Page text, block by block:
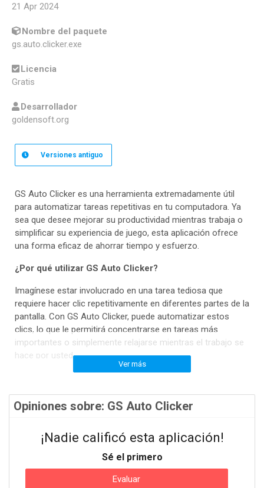
21 Apr 2024
Nombre del paquete
gs.auto.clicker.exe
Licencia
Gratis
Desarrollador
goldensoft.org
Versiones antiguo
GS Auto Clicker es una herramienta extremadamente útil
para automatizar tareas repetitivas en tu computadora. Ya
sea que desee mejorar su productividad mientras trabaja o
simplificar su experiencia de juego, esta aplicación ofrece
una forma eficaz de ahorrar tiempo y esfuerzo.
¿Por qué utilizar GS Auto Clicker?
Imagínese estar involucrado en una tarea tediosa que
requiere hacer clic repetitivamente en diferentes partes de la
pantalla. Con GS Auto Clicker, puede automatizar estos
clics, lo que le permitirá concentrarse en tareas más
importantes o simplemente relajarse mientras el trabajo se
hace por usted.
repetitivas en juegos que requieren clics constantes. Esto
puede mejorar tu rendimiento en determinadas situaciones.
¿Cómo funciona GS Auto Clicker?
¿Cómo funciona GS? ¿Funciona el clic automático? GS
Ver más
Opiniones sobre: GS Auto Clicker
¡Nadie calificó esta aplicación!
Sé el primero
Evaluar